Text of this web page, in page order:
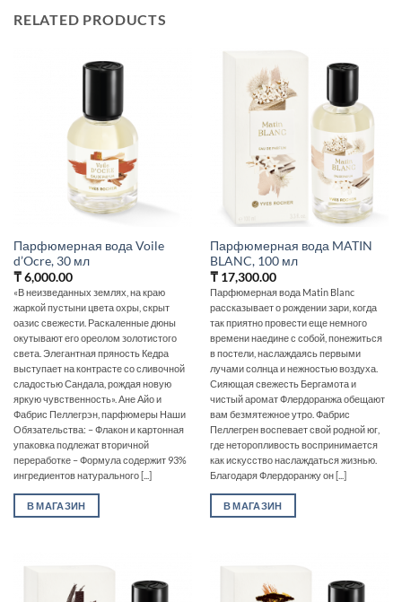
RELATED PRODUCTS
Парфюмерная вода Voile
d’Ocre, 30 мл
₸6,000.00
«В неизведанных землях, на краю
жаркой пустыни цвета охры, скрыт
оазис свежести. Раскаленные дюны
окутывают его ореолом золотистого
света. Элегантная пряность Кедра
выступает на контрасте со сливочной
сладостью Сандала, рождая новую
яркую чувственность». Ане Айо и
Фабрис Пеллегрэн, парфюмеры Наши
Обязательства: – Флакон и картонная
упаковка подлежат вторичной
переработке – Формула содержит 93%
ингредиентов натурального [...]
В МАГАЗИН
Парфюмерная вода MATIN
BLANC, 100 мл
₸17,300.00
Парфюмерная вода Matin Blanc
рассказывает о рождении зари, когда
так приятно провести еще немного
времени наедине с собой, понежиться
в постели, наслаждаясь первыми
лучами солнца и нежностью воздуха.
Сияющая свежесть Бергамота и
чистый аромат Флердоранжа обещают
вам безмятежное утро. Фабрис
Пеллегрен воспевает свой родной юг,
где неторопливость воспринимается
как искусство наслаждаться жизнью.
Благодаря Флердоранжу он [...]
В МАГАЗИН